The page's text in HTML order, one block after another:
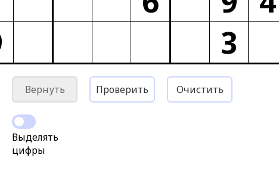
3
Вернуть Проверить Очистить
Выделять
цифры